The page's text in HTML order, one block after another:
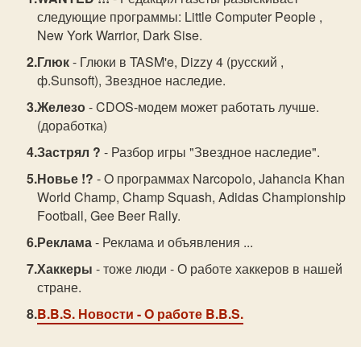
следующие программы: Little Computer People ,
New York Warrior, Dark Sise.
Глюк- Глюки в TASM'e, Dizzy 4 (русский ,
ф.Sunsoft), Звездное наследие.
Железо- CDOS-модем может работать лучше.
(доработка)
Застрял ? - Разбор игры "Звездное наследие".
Новье !? - O программах Narcopolo, Jahancia Khan
World Champ, Champ Squash, Adidas Championship
Football, Gee Beer Rally.
Реклама- Реклама и объявления ...
Хаккеры - тоже люди - О работе хаккеров в нашей
стране.
B.B.S. Новости - O работе B.B.S.